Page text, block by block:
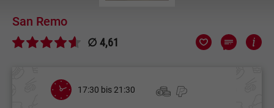
San Remo
∅ 4,61
17:30 bis 21:30